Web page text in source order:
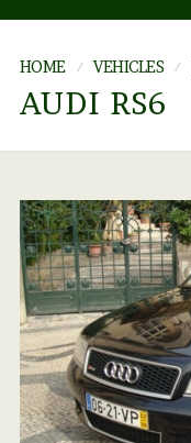
HOME VEHICLES
AUDI RS6